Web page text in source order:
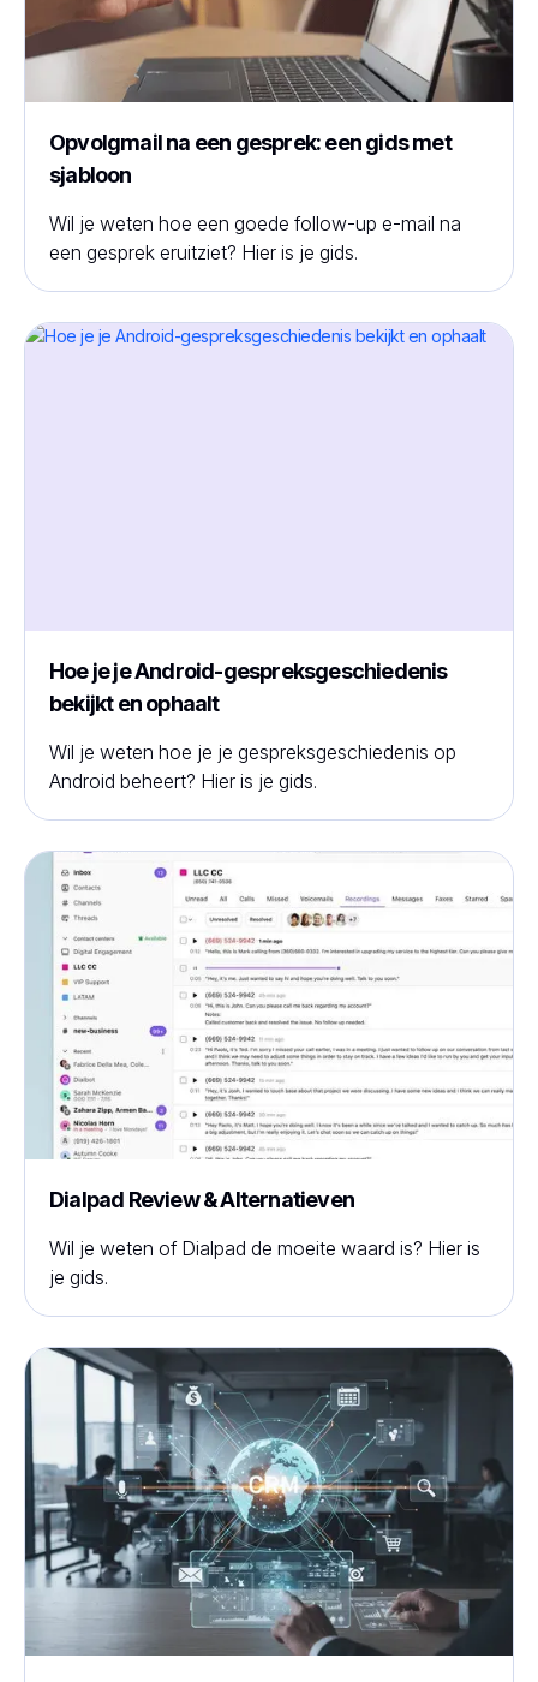
Opvolgmail na een gesprek: een gids met
sjabloon
Wil je weten hoe een goede follow-up e-mail na
een gesprek eruitziet? Hier is je gids.
Hoe je je Android-gespreksgeschiedenis
bekijkt en ophaalt
Wil je weten hoe je je gespreksgeschiedenis op
Android beheert? Hier is je gids.
Dialpad Review & Alternatieven
Wil je weten of Dialpad de moeite waard is? Hier is
je gids.